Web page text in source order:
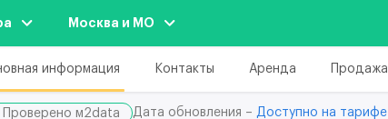
Москва и МО
информация Контакты Аренда Продажа
Проверено м2data Дата обновления – Доступно на тарифе